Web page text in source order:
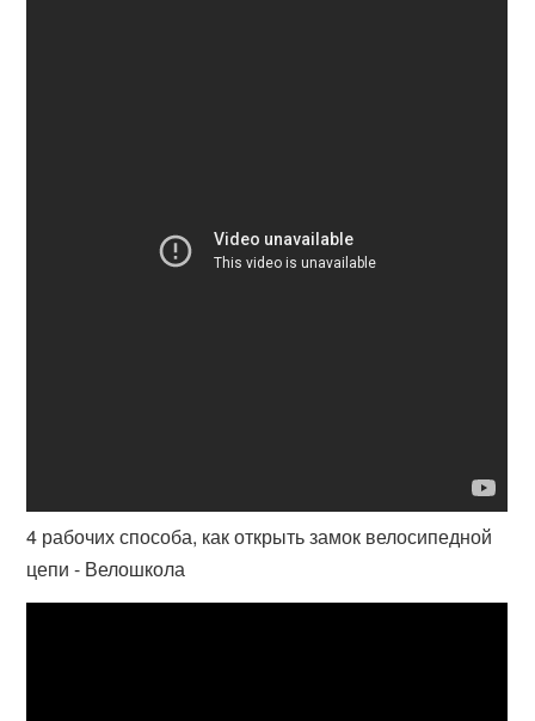
4 рабочих способа, как открыть замок велосипедной
цепи - Велошкола